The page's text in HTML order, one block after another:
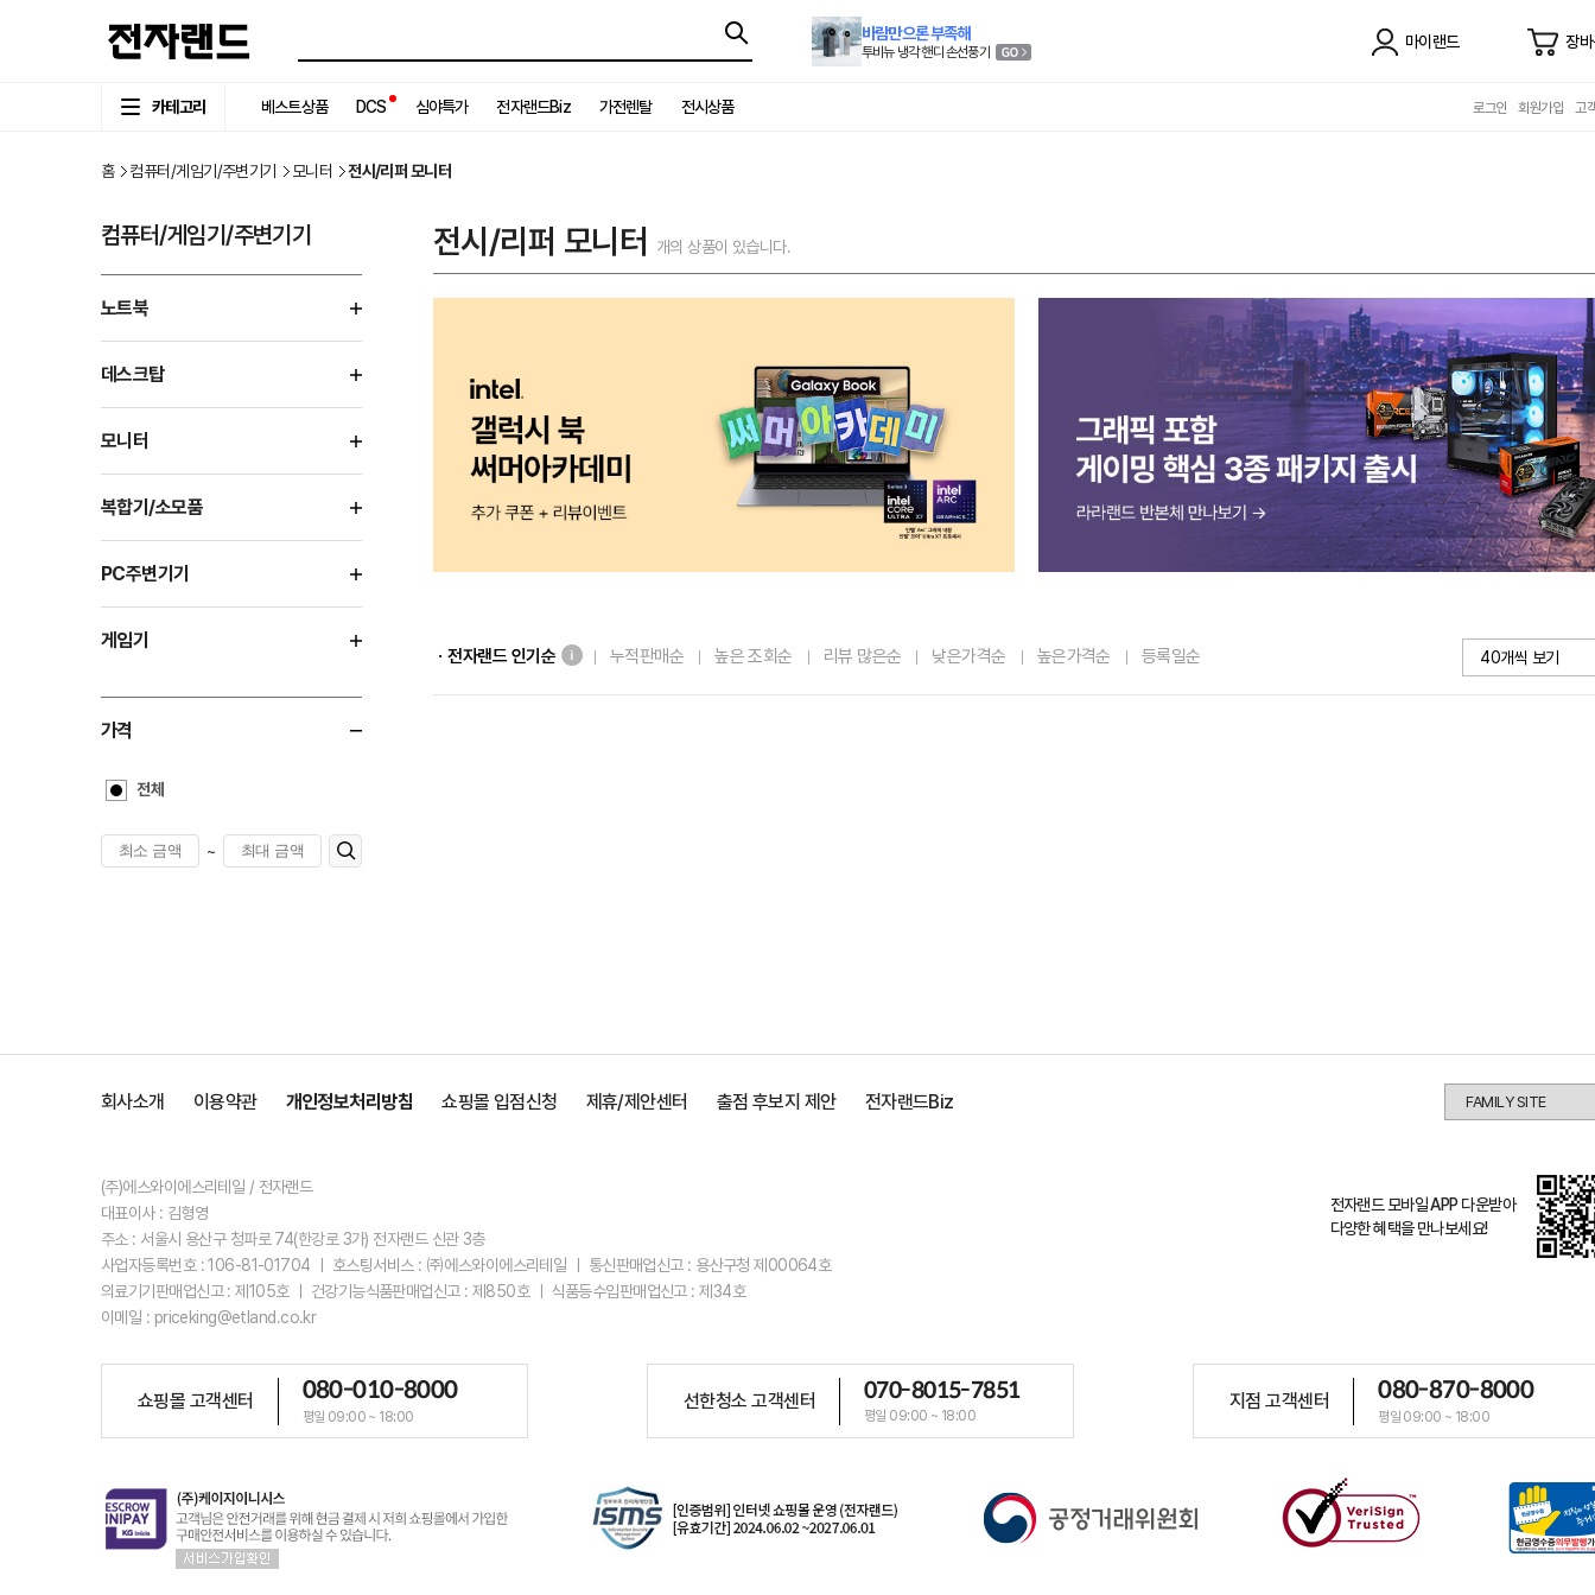
바람만으론 부족해
투비뉴 냉각 핸디 손선풍기
마이랜드 장
카테고리 베스트상품 DCS 심야특가 전자랜드Biz 가전렌탈 전시상품 로그인 회원가입 고
홈 컴퓨터/게임기/주변기기 모니터 전시/리퍼 모니터
컴퓨터/게임기/주변기기
노트북
데스크탑
모니터
복합기/소모품
PC주변기기
게임기
가격
전체
~
전시/리퍼 모니터 개의 상품이 있습니다.
ㆍ전자랜드 인기순 누적판매순 높은 조회순 리뷰 많은순 낮은가격순 높은가격순 등록일순
회사소개 이용약관 개인정보처리방침 쇼핑몰 입점신청 제휴/제안센터 출점 후보지 제안 전자랜드Biz
(주)에스와이에스리테일 / 전자랜드
대표이사 : 김형영
주소 : 서울시 용산구 청파로 74(한강로 3가) 전자랜드 신관 3층
사업자등록번호 : 106-81-01704 ㅣ 호스팅서비스 : ㈜에스와이에스리테일 ㅣ 통신판매업신고 : 용산구청 제00064호
의료기기판매업신고 : 제105호 ㅣ 건강기능식품판매업신고 : 제850호 ㅣ 식품등수입판매업신고 : 제34호
이메일 : priceking@etland.co.kr
전자랜드 모바일 APP 다운받아
다양한 혜택을 만나보세요!
쇼핑몰 고객센터 080-010-8000
평일 09:00 ~ 18:00
선한청소 고객센터 070-8015-7851
평일 09:00 ~ 18:00
지점 고객센터 080-870-8000
평일 09:00 ~ 18:00